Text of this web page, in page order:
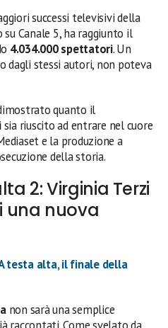
successi televisivi della
Canale 5, ha raggiunto il
4.034.000 spettatori. Un
dagli stessi autori, non poteva
quanto il
sia riuscito ad entrare nel cuore
e la produzione a
della storia.
2: Virginia Terzi
una nuova
testa alta, il finale della
non sarà una semplice
raccontati. Come svelato da